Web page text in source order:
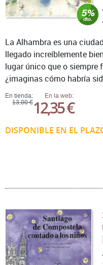
En tienda:
13,00 €
En la web:
12,35 €
DISPONIBLE EN EL
La Alhambra es una
llegado increíblemente
lugar único que o siempre
¿imaginas cómo habría